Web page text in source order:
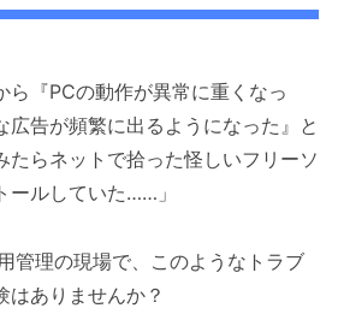
ら『PCの動作が異常に重くなっ
広告が頻繁に出るようになった』と
たらネットで拾った怪しいフリーソ
ールしていた……」
管理の現場で、このようなトラブ
はありませんか？